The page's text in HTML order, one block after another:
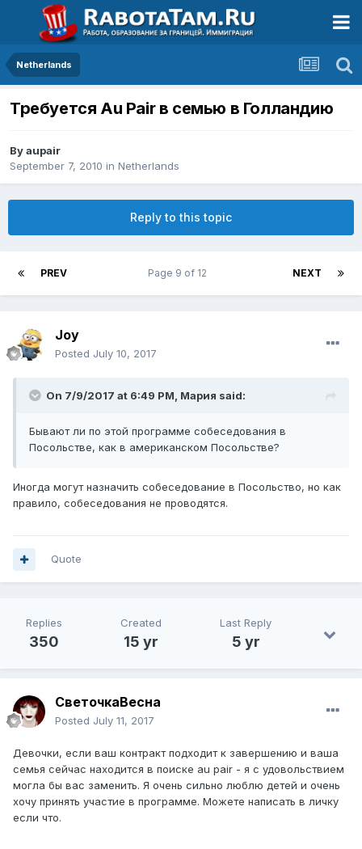
Netherlands
Требуется Au Pair в семью в Голландию
Byaupair
September 7, 2010 in Netherlands
Reply to this topic
PREV NEXT
Page 9 of 12
Joy
Posted July 10, 2017
On 7/9/2017 at 6:49 PM, Мария said:
Бывают ли по этой программе собеседования в
Посольстве, как в американском Посольстве?
Иногда могут назначить собеседование в Посольство, но как
правило, собеседования не проводятся.
Quote
Replies
350
Created
15 yr
Last Reply
5 yr
СветочкаВесна
Posted July 11, 2017
Девочки, если ваш контракт подходит к завершению и ваша
семья сейчас находится в поиске au pair - я с удовольствием
могла бы вас заменить. Я очень сильно люблю детей и очень
хочу принять участие в программе. Можете написать в личку
если что.